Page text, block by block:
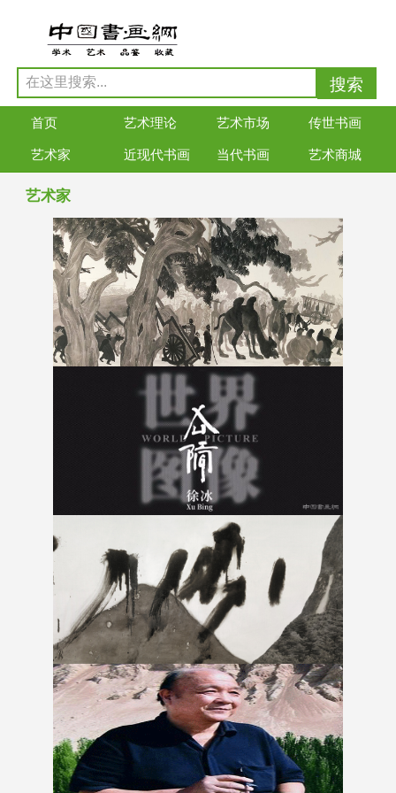
首页 艺术理论 艺术市场 传世书画
艺术家 近现代书画 当代书画 艺术商城
艺术家